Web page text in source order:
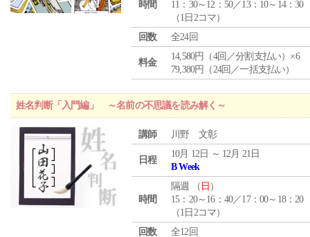
時間
11：30～12：50／13：10～14：30
（1日2コマ）
回数
全24回
料金
14,580円（4回／分割支払い）×6
79,380円（24回／一括支払い）
姓名判断「入門編」 ～名前の不思議を読み解く～
講師 川野 文彰
日程
10月 12日 ～ 12月 21日
B Week
時間
隔週 （ 日 ）
15：20～16：40／17：00～18：20
（1日2コマ）
回数
全12回